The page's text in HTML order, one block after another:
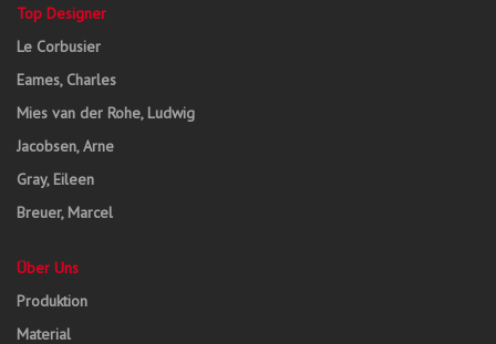
Top Designer
Le Corbusier
Eames, Charles
Mies van der Rohe, Ludwig
Jacobsen, Arne
Gray, Eileen
Breuer, Marcel
Über Uns
Produktion
Material